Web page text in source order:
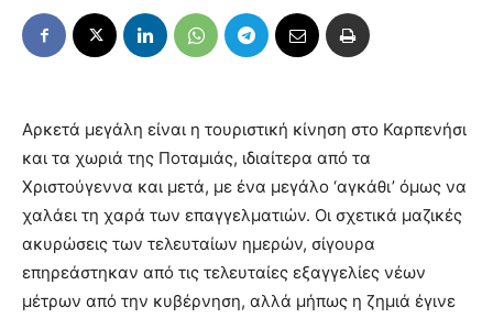
Αρκετά μεγάλη είναι η τουριστική κίνηση στο Καρπενήσι
και τα χωριά της Ποταμιάς, ιδιαίτερα από τα
Χριστούγεννα και μετά, με ένα μεγάλο ‘αγκάθι’ όμως να
χαλάει τη χαρά των επαγγελματιών. Οι σχετικά μαζικές
ακυρώσεις των τελευταίων ημερών, σίγουρα
επηρεάστηκαν από τις τελευταίες εξαγγελίες νέων
μέτρων από την κυβέρνηση, αλλά μήπως η ζημιά έγινε